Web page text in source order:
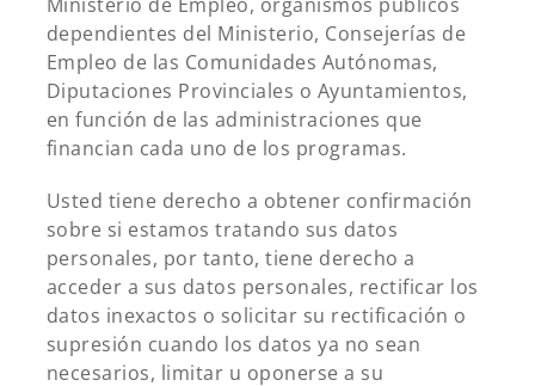
dependientes del Ministerio, Consejerías de
Empleo de las Comunidades Autónomas,
Diputaciones Provinciales o Ayuntamientos,
en función de las administraciones que
financian cada uno de los programas.
Usted tiene derecho a obtener confirmación
sobre si estamos tratando sus datos
personales, por tanto, tiene derecho a
acceder a sus datos personales, rectificar los
datos inexactos o solicitar su rectificación o
supresión cuando los datos ya no sean
necesarios, limitar u oponerse a su